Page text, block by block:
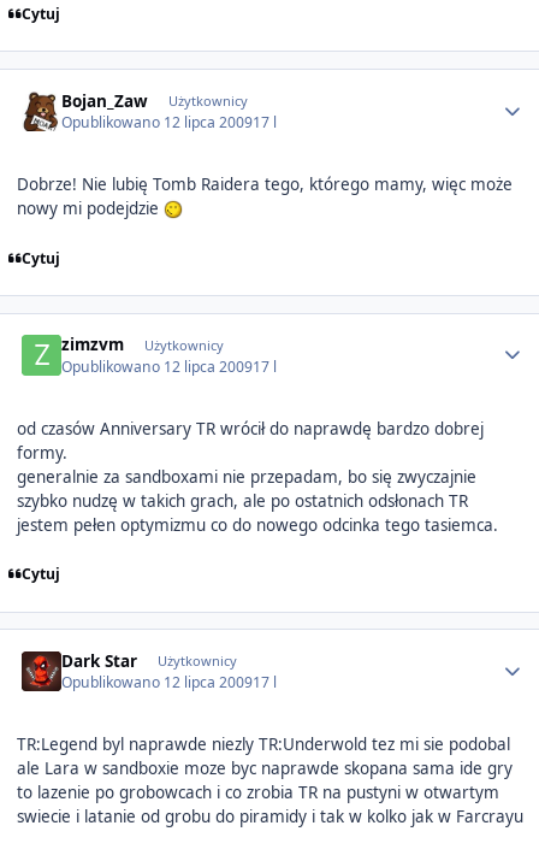
Cytuj
Bojan_Zaw Użytkownicy
Opublikowano 12 lipca 200917 l
Dobrze! Nie lubię Tomb Raidera tego, którego mamy, więc może
nowy mi podejdzie
Cytuj
zimzvm Użytkownicy
Opublikowano 12 lipca 200917 l
od czasów Anniversary TR wrócił do naprawdę bardzo dobrej
formy.
generalnie za sandboxami nie przepadam, bo się zwyczajnie
szybko nudzę w takich grach, ale po ostatnich odsłonach TR
jestem pełen optymizmu co do nowego odcinka tego tasiemca.
Cytuj
Dark Star Użytkownicy
Opublikowano 12 lipca 200917 l
TR:Legend byl naprawde niezly TR:Underwold tez mi sie podobal
ale Lara w sandboxie moze byc naprawde skopana sama ide gry
to lazenie po grobowcach i co zrobia TR na pustyni w otwartym
swiecie i latanie od grobu do piramidy i tak w kolko jak w Farcrayu